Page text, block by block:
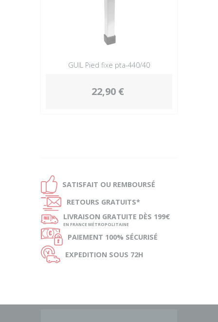
GUIL Pied fixe pta-440/40
22,90 €
Ð SATISFAIT OU REMBOURSÉ
Ñ RETOURS GRATUITS*
ø LIVRAISON GRATUITE DÈS 199€
EN FRANCE MÉTROPOLITAINE
Ø PAIEMENT 100% SÉCURISÉ
Ù EXPEDITION SOUS 72H